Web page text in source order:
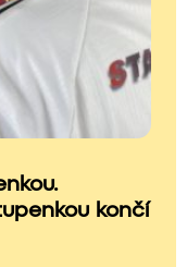
končí